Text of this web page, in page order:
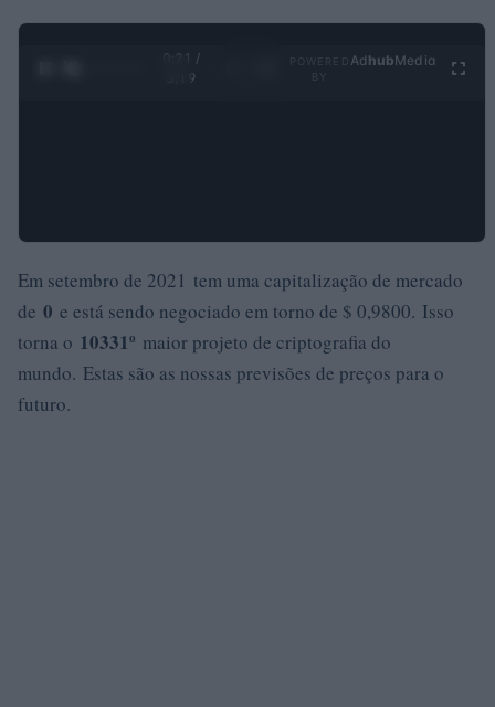
0:22 /
3:19
Ad hubMedia
Em setembro de 2021 tem uma capitalização de mercado
de 0 e está sendo negociado em torno de $ 0,9800. Isso
torna o 10331º maior projeto de criptografia do
mundo. Estas são as nossas previsões de preços para o
futuro.